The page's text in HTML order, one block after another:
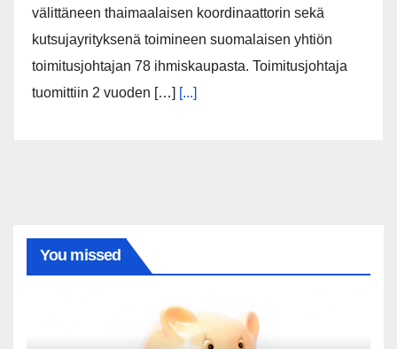
välittäneen thaimaalaisen koordinaattorin sekä
kutsujayrityksenä toimineen suomalaisen yhtiön
toimitusjohtajan 78 ihmiskaupasta. Toimitusjohtaja
tuomittiin 2 vuoden […] [...]
You missed